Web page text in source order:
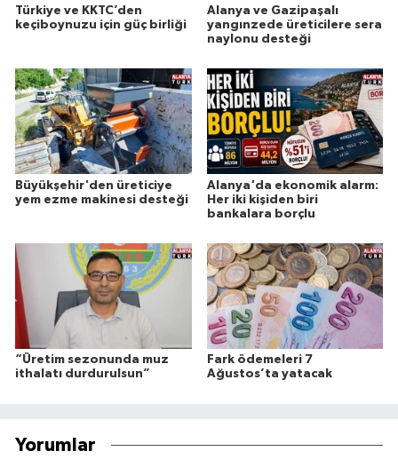
Türkiye ve KKTC’den
keçiboynuzu için güç birliği
Alanya ve Gazipaşalı
yangınzede üreticilere sera
naylonu desteği
Büyükşehir'den üreticiye
yem ezme makinesi desteği
Alanya'da ekonomik alarm:
Her iki kişiden biri
bankalara borçlu
“Üretim sezonunda muz
ithalatı durdurulsun”
Fark ödemeleri 7
Ağustos’ta yatacak
Yorumlar